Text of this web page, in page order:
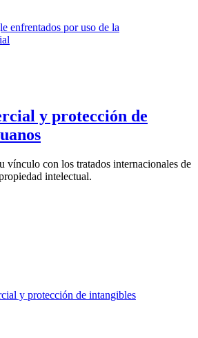
y protección de
vínculo con los tratados internacionales de
intelectual.